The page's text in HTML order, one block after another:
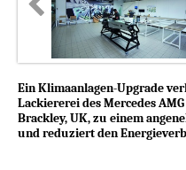
Ein Klimaanlagen-Upgrade
Lackiererei des Mercedes
Brackley, UK, zu einem
und reduziert den